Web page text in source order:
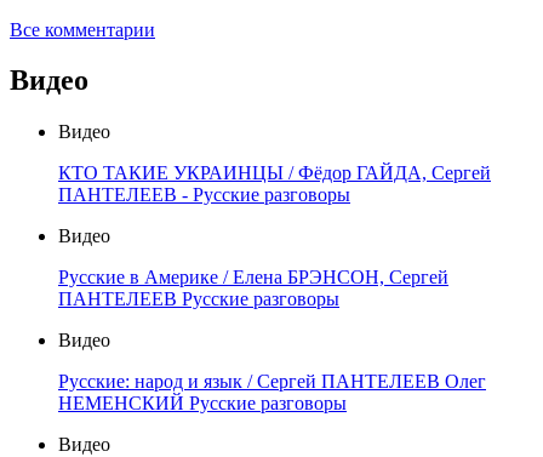
Все комментарии
Видео
Видео
КТО ТАКИЕ УКРАИНЦЫ / Фёдор ГАЙДА, Сергей
ПАНТЕЛЕЕВ - Русские разговоры
Видео
Русские в Америке / Елена БРЭНСОН, Сергей
ПАНТЕЛЕЕВ Русские разговоры
Видео
Русские: народ и язык / Сергей ПАНТЕЛЕЕВ Олег
НЕМЕНСКИЙ Русские разговоры
Видео